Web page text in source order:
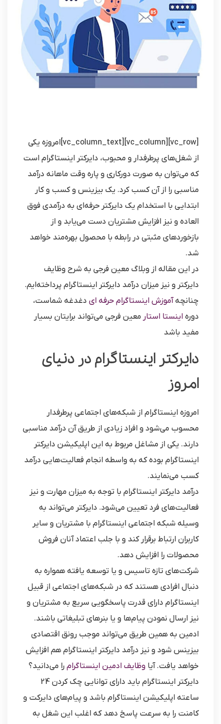
[vc_row][vc_column][vc_column_text]امروزه یکی
از شغل‌های پرطرفدار و محبوب، دایرکتر اینستاگرام است
که می‌توان به صورت دورکاری و پاره وقت ماهانه درآمد
مناسبی را از آن کسب کرد. یک بیزینس و کسب و کار
ابتدایی با استخدام یک دایرکتر حرفه‌ای به درآمدی فوق
العاده و نیز افزایش مشتریان دست می‌یابد و از
بازخوردهای مثبتی در رابطه با محصول بهره‌مند خواهد
شد.
در این مقاله از وبلاگ معین فرجی به شرح وظایف
دایرکتر و نیز میزان درآمد دایرکتر اینستاگرام پرداخته‌ایم.
چنانچهآموزش اینستاگرام حرفه ای دغدغه شماست،
دوره اینستا استار معین فرجی می‌تواند برایتان بسیار
مفید باشد
دایرکتر اینستاگرام در دنیای
امروز
امروزه اینستاگرام از شبکه‌های اجتماعی پرطرفدار
محسوب می‌شود و افراد زیادی از طریق آن درآمد مناسبی
دارند. یکی از مشاغل مربوط به این اپلیکیشن دایرکتر
اینستاگرام بوده که به واسطه انجام فعالیت‌هایی درآمد
کسب می‌نمایند.
درآمد دایرکتر اینستاگرام با توجه به میزان مهارت و نیز
فعالیت‌های فرد تعیین می‌شود. دایرکتر می‌تواند به
وسیله شبکه اجتماعی اینستاگرام با مشتریان و سایر
کاربران ارتباط برقرار کند و با جلب اعتماد آنان فروش
محصولات را افزایش دهد.
شرکت‌های تازه تاسیس و یا توسعه یافته همواره به
دنبال افرادی هستند که در شبکه‌های اجتماعی از قبیل
اینستاگرام دارای قدرت پاسخگویی سریع به مشتریان و
نیز ارسال نمودن پیام‌ها و یا بنرهای تبلیغاتی باشند.
ادمین به همین طریق می‌تواند موجب رونق اقتصادی
بیزینس شود و نیز درآمد دایرکتر اینستاگرام هم افزایش
خواهد یافت. آیا وظایف ادمین اینستاگرام را می‌دانید؟
دایرکتر اینستاگرام باید دارای توانایی چک کردن 24
ساعته اپلیکیشن اینستاگرام باشد و پیام‌های دایرکت و
کامنت را به سرعت پاسخ دهد که اغلب این شغل به